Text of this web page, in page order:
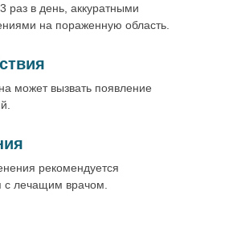
раз в день, аккуратными
на пораженную область.
может вызвать появление
рекомендуется
с лечащим врачом.